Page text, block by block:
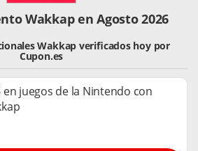
Wakkap en Agosto 2026
Wakkap verificados hoy por
Cupon.es
en juegos de la Nintendo con